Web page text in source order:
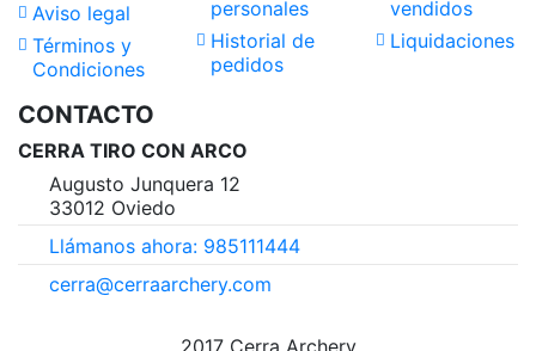
Aviso legal
Términos y
Condiciones
personales
Historial de
pedidos
vendidos
Liquidaciones
CONTACTO
CERRA TIRO CON ARCO
Augusto Junquera 12
33012 Oviedo
Llámanos ahora: 985111444
cerra@cerraarchery.com